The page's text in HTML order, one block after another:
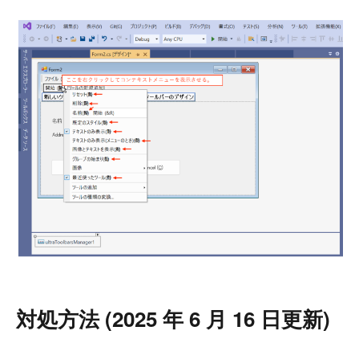
対処方法 (2025 年 6 月 16 日更新)